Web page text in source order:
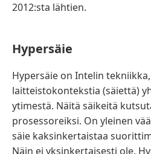
2012:sta lähtien.
Hypersäie
Hypersäie on Intelin
laitteistokontekstia (säiettä)
ytimestä. Näitä säikeitä
prosessoreiksi. On yleinen
säie kaksinkertaistaa
Näin ei yksinkertaisesti ole.